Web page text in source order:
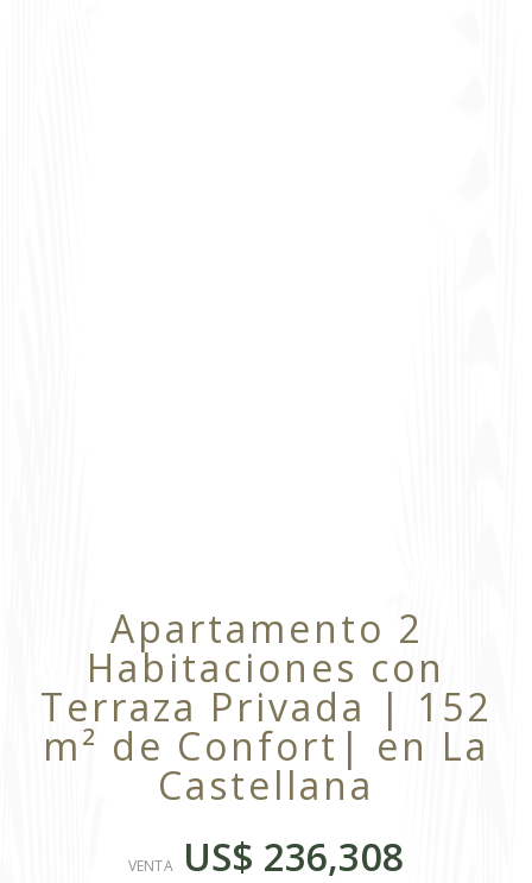
Apartamento 2
Habitaciones con
Terraza Privada | 152
m² de Confort| en La
Castellana
VENTA US$ 236,308